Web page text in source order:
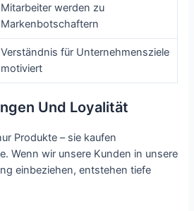
Mitarbeiter werden zu
Markenbotschaftern
Verständnis für Unternehmensziele
motiviert
Und Loyalität
Produkte – sie kaufen
Wenn wir unsere Kunden in unsere
einbeziehen, entstehen tiefe